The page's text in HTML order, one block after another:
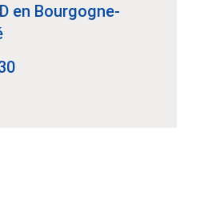
en Bourgogne-